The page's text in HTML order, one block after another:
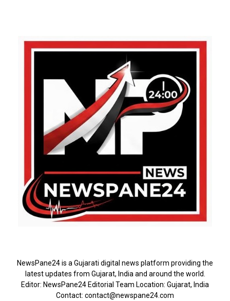
NewsPane24 is a Gujarati digital news platform providing the
latest updates from Gujarat, India and around the world.
Editor: NewsPane24 Editorial Team Location: Gujarat, India
Contact: contact@newspane24.com